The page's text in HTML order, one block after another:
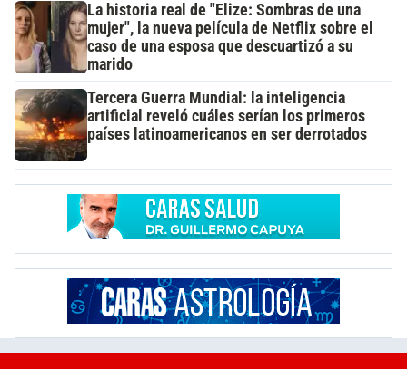
La historia real de "Elize: Sombras de una
mujer", la nueva película de Netflix sobre el
caso de una esposa que descuartizó a su
marido
Tercera Guerra Mundial: la inteligencia
artificial reveló cuáles serían los primeros
países latinoamericanos en ser derrotados